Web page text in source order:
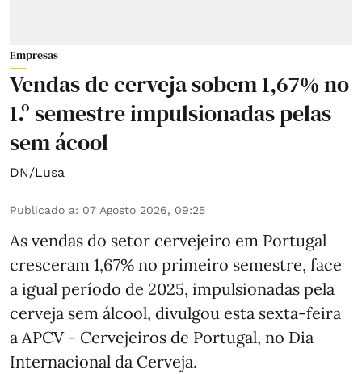
Empresas
Vendas de cerveja sobem 1,67% no
1.º semestre impulsionadas pelas
sem ácool
DN/Lusa
Publicado a: 07 Agosto 2026, 09:25
As vendas do setor cervejeiro em Portugal
cresceram 1,67% no primeiro semestre, face
a igual período de 2025, impulsionadas pela
cerveja sem álcool, divulgou esta sexta-feira
a APCV - Cervejeiros de Portugal, no Dia
Internacional da Cerveja.